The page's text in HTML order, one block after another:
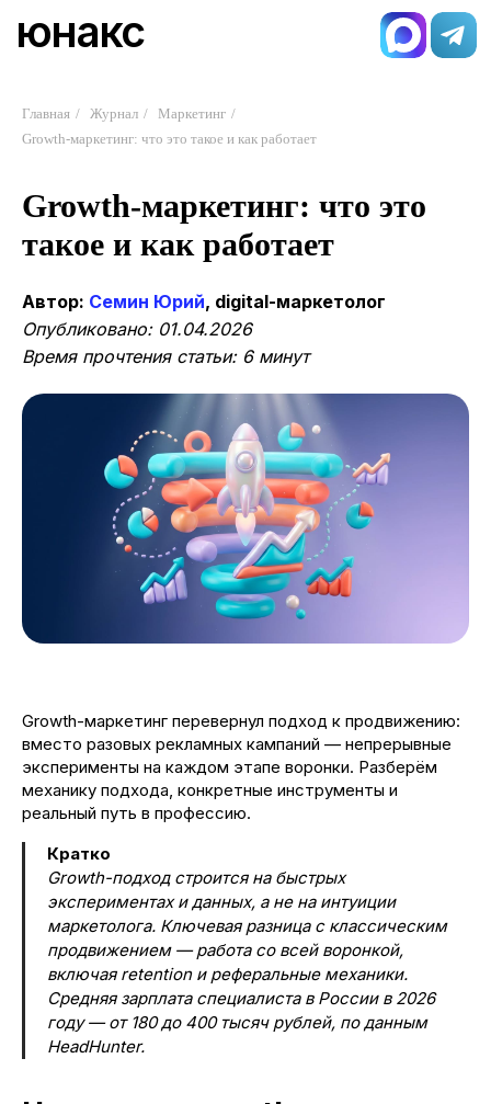
юнакс
Главная / Журнал / Маркетинг /
Growth-маркетинг: что это такое и как работает
Growth-маркетинг: что это
такое и как работает
Автор: Семин Юрий, digital-маркетолог
Опубликовано: 01.04.2026
Время прочтения статьи: 6 минут
Growth-маркетинг перевернул подход к продвижению:
вместо разовых рекламных кампаний — непрерывные
эксперименты на каждом этапе воронки. Разберём
механику подхода, конкретные инструменты и
реальный путь в профессию.
Кратко
Growth-подход строится на быстрых
экспериментах и данных, а не на интуиции
маркетолога. Ключевая разница с классическим
продвижением — работа со всей воронкой,
включая retention и реферальные механики.
Средняя зарплата специалиста в России в 2026
году — от 180 до 400 тысяч рублей, по данным
HeadHunter.